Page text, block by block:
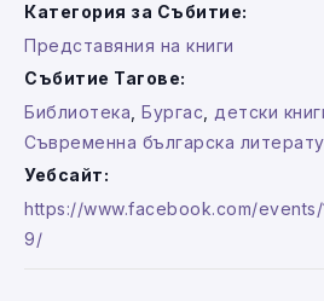
Категория за Събитие:
Представяния на книги
Събитие Тагове:
Библиотека Бургас детски
Съвременна българска
Уебсайт:
https://www.facebook.com/events/
9/